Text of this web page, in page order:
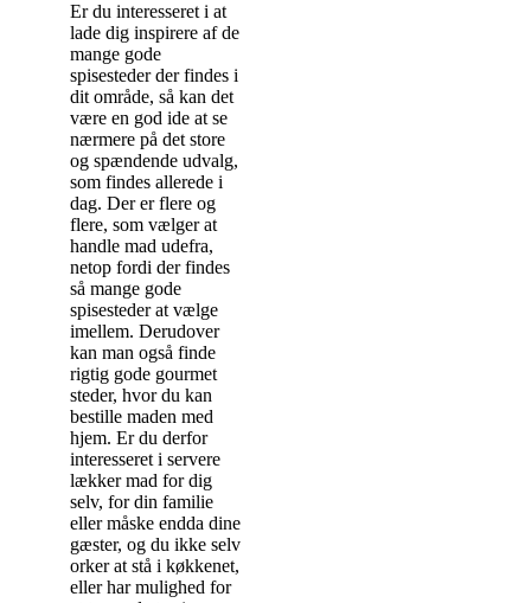
Er du interesseret i at
lade dig inspirere af de
mange gode
spisesteder der findes i
dit område, så kan det
være en god ide at se
nærmere på det store
og spændende udvalg,
som findes allerede i
dag. Der er flere og
flere, som vælger at
handle mad udefra,
netop fordi der findes
så mange gode
spisesteder at vælge
imellem. Derudover
kan man også finde
rigtig gode gourmet
steder, hvor du kan
bestille maden med
hjem. Er du derfor
interesseret i servere
lækker mad for dig
selv, for din familie
eller måske endda dine
gæster, og du ikke selv
orker at stå i køkkenet,
eller har mulighed for